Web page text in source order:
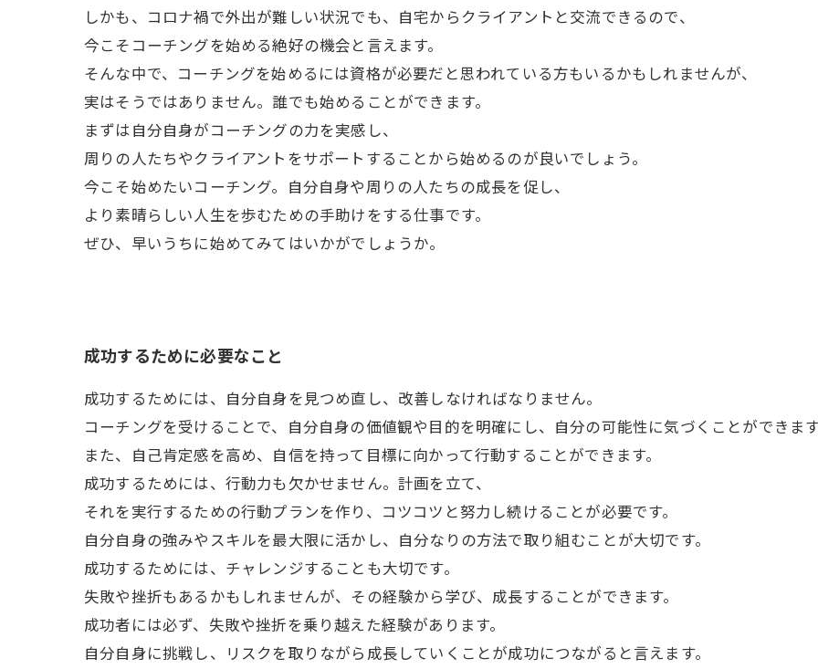
しかも、コロナ禍で外出が難しい状況でも、自宅からクライアントと交流できるので、
今こそコーチングを始める絶好の機会と言えます。
そんな中で、コーチングを始めるには資格が必要だと思われている方もいるかもしれませんが、
実はそうではありません。誰でも始めることができます。
まずは自分自身がコーチングの力を実感し、
周りの人たちやクライアントをサポートすることから始めるのが良いでしょう。
今こそ始めたいコーチング。自分自身や周りの人たちの成長を促し、
より素晴らしい人生を歩むための手助けをする仕事です。
ぜひ、早いうちに始めてみてはいかがでしょうか。
成功するために必要なこと
成功するためには、自分自身を見つめ直し、改善しなければなりません。
コーチングを受けることで、自分自身の価値観や目的を明確にし、自分の可能性に気づくことができま
また、自己肯定感を高め、自信を持って目標に向かって行動することができます。
成功するためには、行動力も欠かせません。計画を立て、
それを実行するための行動プランを作り、コツコツと努力し続けることが必要です。
自分自身の強みやスキルを最大限に活かし、自分なりの方法で取り組むことが大切です。
成功するためには、チャレンジすることも大切です。
失敗や挫折もあるかもしれませんが、その経験から学び、成長することができます。
成功者には必ず、失敗や挫折を乗り越えた経験があります。
自分自身に挑戦し、リスクを取りながら成長していくことが成功につながると言えます。